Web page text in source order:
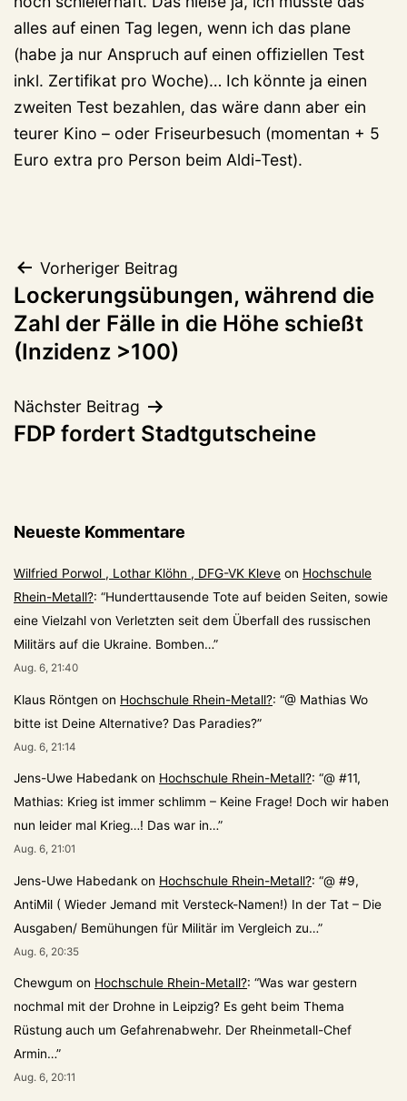
alles auf einen Tag legen, wenn ich das plane
(habe ja nur Anspruch auf einen offiziellen Test
inkl. Zertifikat pro Woche)… Ich könnte ja einen
zweiten Test bezahlen, das wäre dann aber ein
teurer Kino – oder Friseurbesuch (momentan + 5
Euro extra pro Person beim Aldi-Test).
Beitragsnavigation
Vorheriger Beitrag
Lockerungsübungen, während die
Zahl der Fälle in die Höhe schießt
(Inzidenz >100)
Nächster Beitrag
FDP fordert Stadtgutscheine
Neueste Kommentare
Wilfried Porwol , Lothar Klöhn , DFG-VK Kleve on Hochschule
Rhein-Metall?: “Hunderttausende Tote auf beiden Seiten, sowie
eine Vielzahl von Verletzten seit dem Überfall des russischen
Militärs auf die Ukraine. Bomben…”
Aug. 6, 21:40
Klaus Röntgen on Hochschule Rhein-Metall?: “@ Mathias Wo
bitte ist Deine Alternative? Das Paradies?”
Aug. 6, 21:14
Jens-Uwe Habedank on Hochschule Rhein-Metall?: “@ #11,
Mathias: Krieg ist immer schlimm – Keine Frage! Doch wir haben
nun leider mal Krieg…! Das war in…”
Aug. 6, 21:01
Jens-Uwe Habedank on Hochschule Rhein-Metall?: “@ #9,
AntiMil ( Wieder Jemand mit Versteck-Namen!) In der Tat – Die
Ausgaben/ Bemühungen für Militär im Vergleich zu…”
Aug. 6, 20:35
Chewgum on Hochschule Rhein-Metall?: “Was war gestern
nochmal mit der Drohne in Leipzig? Es geht beim Thema
Rüstung auch um Gefahrenabwehr. Der Rheinmetall-Chef
Armin…”
Aug. 6, 20:11